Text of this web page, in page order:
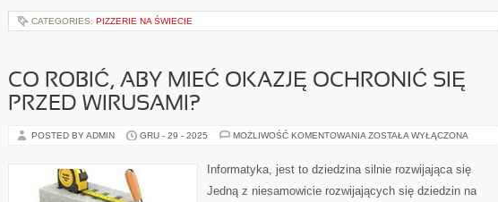
CATEGORIES: PIZZERIE NA ŚWIECIE
CO ROBIĆ, ABY MIEĆ OKAZJĘ OCHRONIĆ SIĘ
PRZED WIRUSAMI?
POSTED BY ADMIN GRU - 29 - 2025 MOŻLIWOŚĆ KOMENTOWANIA CO
MIEĆ
OKAZJĘ
SIĘ
ZOSTAŁA WYŁĄCZONA
Informatyka, jest to dziedzina silnie rozwijająca się
Jedną z niesamowicie rozwijających się dziedzin na